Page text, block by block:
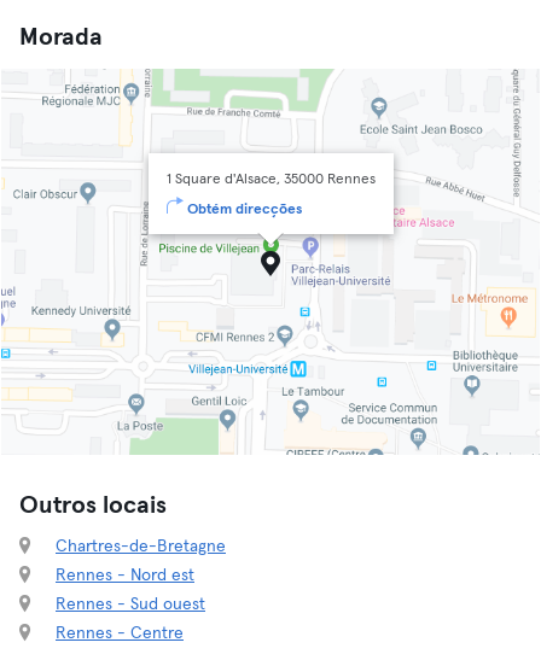
Morada
1 Square d'Alsace, 35000 Rennes
Obtém direcções
Outros locais
Chartres-de-Bretagne
Rennes - Nord est
Rennes - Sud ouest
Rennes - Centre